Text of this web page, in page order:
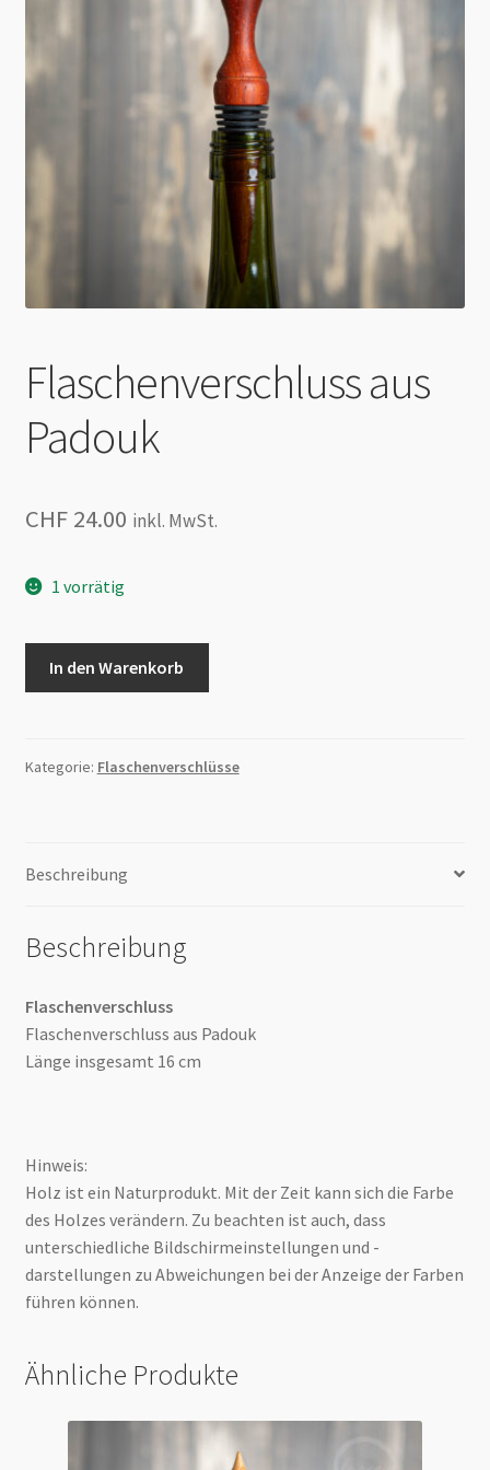
Impressum & Datenschutz
Zahlung & Versand
Flaschenverschluss aus
Padouk
CHF24.00 inkl. MwSt.
1 vorrätig
In den Warenkorb
Kategorie: Flaschenverschlüsse
Beschreibung
Beschreibung
Flaschenverschluss
Flaschenverschluss aus Padouk
Länge insgesamt 16 cm
Hinweis:
Holz ist ein Naturprodukt. Mit der Zeit kann sich die Farbe
des Holzes verändern. Zu beachten ist auch, dass
unterschiedliche Bildschirmeinstellungen und -
darstellungen zu Abweichungen bei der Anzeige der Farben
führen können.
Ähnliche Produkte